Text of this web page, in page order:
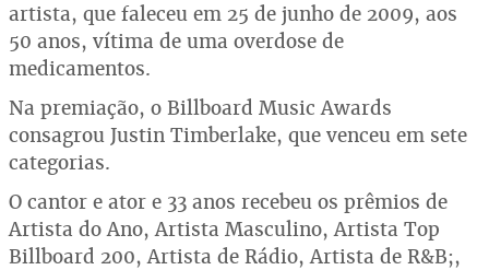
artista, que faleceu em 25 de junho de 2009, aos
50 anos, vítima de uma overdose de
medicamentos.
Na premiação, o Billboard Music Awards
consagrou Justin Timberlake, que venceu em sete
categorias.
O cantor e ator e 33 anos recebeu os prêmios de
Artista do Ano, Artista Masculino, Artista Top
Billboard 200, Artista de Rádio, Artista de R&B;,